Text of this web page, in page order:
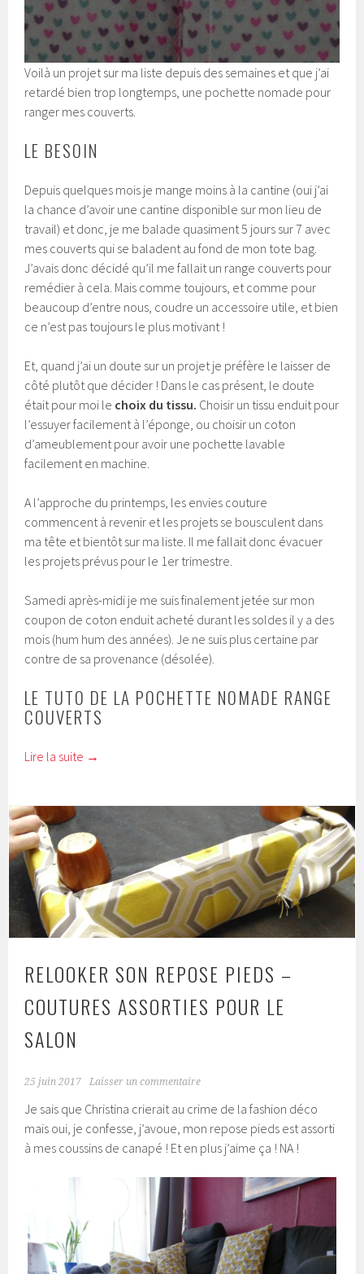
Voilà un projet sur ma liste depuis des semaines et que j’ai
retardé bien trop longtemps, une pochette nomade pour
ranger mes couverts.
LE BESOIN
Depuis quelques mois je mange moins à la cantine (oui j’ai
la chance d’avoir une cantine disponible sur mon lieu de
travail) et donc, je me balade quasiment 5 jours sur 7 avec
mes couverts qui se baladent au fond de mon tote bag.
J’avais donc décidé qu’il me fallait un range couverts pour
remédier à cela. Mais comme toujours, et comme pour
beaucoup d’entre nous, coudre un accessoire utile, et bien
ce n’est pas toujours le plus motivant !
Et, quand j’ai un doute sur un projet je préfère le laisser de
côté plutôt que décider ! Dans le cas présent, le doute
était pour moi le choix du tissu. Choisir un tissu enduit pour
l’essuyer facilement à l’éponge, ou choisir un coton
d’ameublement pour avoir une pochette lavable
facilement en machine.
A l’approche du printemps, les envies couture
commencent à revenir et les projets se bousculent dans
ma tête et bientôt sur ma liste. Il me fallait donc évacuer
les projets prévus pour le 1er trimestre.
Samedi après-midi je me suis finalement jetée sur mon
coupon de coton enduit acheté durant les soldes il y a des
mois (hum hum des années). Je ne suis plus certaine par
contre de sa provenance (désolée).
LE TUTO DE LA POCHETTE NOMADE RANGE
COUVERTS
Lire la suite →
RELOOKER SON REPOSE PIEDS –
COUTURES ASSORTIES POUR LE
SALON
25 juin 2017 Laisser un commentaire
Je sais que Christina crierait au crime de la fashion déco
mais oui, je confesse, j’avoue, mon repose pieds est assorti
à mes coussins de canapé ! Et en plus j’aime ça ! NA !